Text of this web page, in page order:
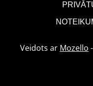
Veidots ar Mozello